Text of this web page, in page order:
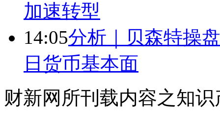
加速转型
14:05分析｜贝森特操
日货币基本面
财新网所刊载内容之知